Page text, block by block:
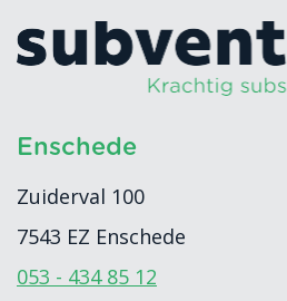
Enschede
Zuiderval 100
7543 EZ Enschede
053 - 434 85 12